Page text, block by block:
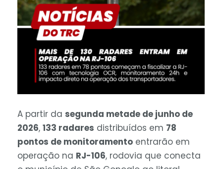
A partir da segunda metade de junho de
2026, 133 radares distribuídos em 78
pontos de monitoramento entrarão em
operação na RJ-106, rodovia que conecta